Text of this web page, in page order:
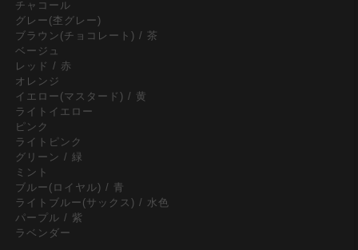
チャコール
グレー(杢グレー)
ブラウン(チョコレート) / 茶
ベージュ
レッド / 赤
オレンジ
イエロー(マスタード) / 黄
ライトイエロー
ピンク
ライトピンク
グリーン / 緑
ミント
ブルー(ロイヤル) / 青
ライトブルー(サックス) / 水色
パープル / 紫
ラベンダー